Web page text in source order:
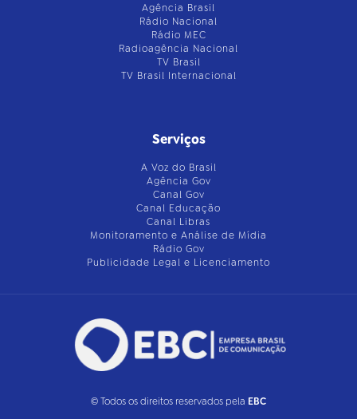
Agência Brasil
Rádio Nacional
Rádio MEC
Radioagência Nacional
TV Brasil
TV Brasil Internacional
Serviços
A Voz do Brasil
Agência Gov
Canal Gov
Canal Educação
Canal Libras
Monitoramento e Análise de Mídia
Rádio Gov
Publicidade Legal e Licenciamento
© Todos os direitos reservados pela EBC